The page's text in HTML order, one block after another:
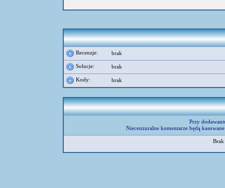
Recenzje: brak
Solucje: brak
Kody: brak
Przy
Niecenzuralne komentarze będą